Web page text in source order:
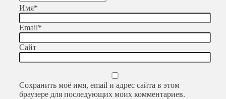
Имя*
Email*
Сайт
Сохранить моё имя, email и адрес сайта в этом
браузере для последующих моих комментариев.